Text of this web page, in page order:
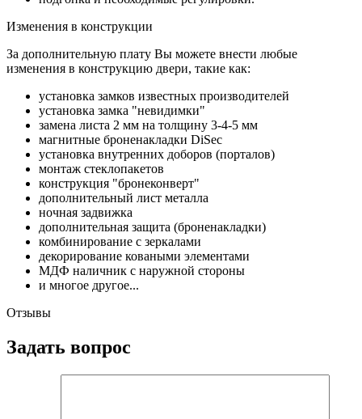
Изменения в конструкции
За дополнительную плату Вы можете внести любые
изменения в конструкцию двери, такие как:
установка замков известных производителей
установка замка "невидимки"
замена листа 2 мм на толщину 3-4-5 мм
магнитные броненакладки DiSec
установка внутренних доборов (порталов)
монтаж стеклопакетов
конструкция "бронеконверт"
дополнительный лист металла
ночная задвижка
дополнительная защита (броненакладки)
комбинирование с зеркалами
декорирование коваными элементами
МДФ наличник с наружной стороны
и многое другое...
Отзывы
Задать вопрос